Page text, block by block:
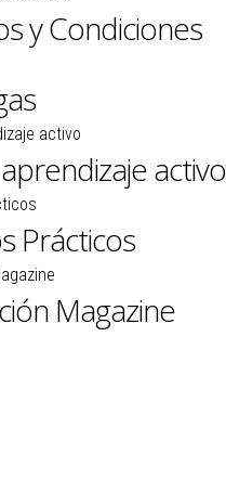
y Condiciones
activo
activo
Prácticos
Magazine